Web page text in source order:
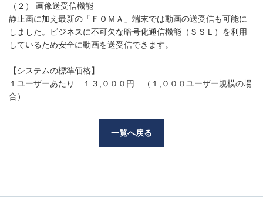
（２） 画像送受信機能
静止画に加え最新の「ＦＯＭＡ」端末では動画の送受信も可能に
しました。ビジネスに不可欠な暗号化通信機能（ＳＳＬ）を利用
しているため安全に動画を送受信できます。
【システムの標準価格】
１ユーザーあたり １３,０００円 （１,０００ユーザー規模の場
合）
一覧へ戻る